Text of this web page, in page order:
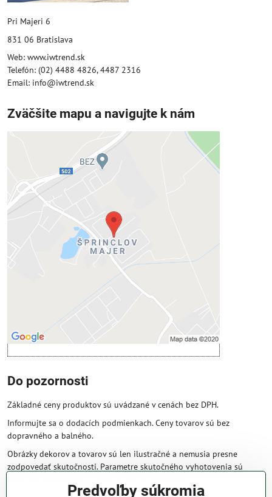
Pri Majeri 6
831 06 Bratislava
Web: www.iwtrend.sk
Telefón: (02) 4488 4826, 4487 2316
Email: info@iwtrend.sk
Zväčšite mapu a navigujte k nám
Externý obsah je blokovaný
Prajete si načítať externý obsah?
Povoliť tentokrát
Povoliť a zapamätať - súhlas s druhom
cookie: Funkčné
Otvoriť obsah v novom okne
Do pozornosti
Základné ceny produktov sú uvádzané v cenách bez DPH.
Informujte sa o dodacích podmienkach. Ceny tovarov sú bez
dopravného a balného.
Obrázky dekorov a tovarov sú len ilustračné a nemusia presne
zodpovedať skutočnosti. Parametre skutočného vyhotovenia sú
Predvoľby súkromia